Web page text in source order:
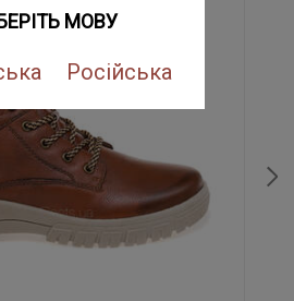
МОВУ
Російська